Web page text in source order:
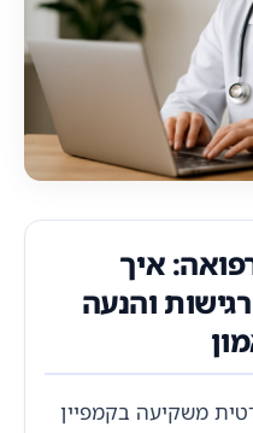
איך
והנעה
משקיעה בקמפיין